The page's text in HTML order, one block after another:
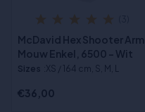
McDavid Hex Shooter Arm
Mouw Enkel, 6500 - Wit
Sizes :XS / 164 cm, S, M, L
€36,00